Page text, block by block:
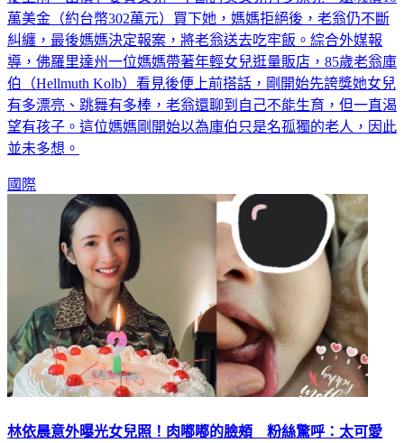
萬美金（約台幣302萬元）買下她，媽媽拒絕後，老翁仍不斷
糾纏，最後媽媽決定報案，將老翁送去吃牢飯。綜合外媒報
導，佛羅里達州一位媽媽帶著年輕女兒逛量販店，85歲老翁庫
伯（Hellmuth Kolb）看見後便上前搭話，剛開始先誇獎她女兒
有多漂亮、跳舞有多棒，老翁還聊到自己不能生育，但一直渴
望有孩子。這位媽媽剛開始以為庫伯只是名孤獨的老人，因此
並未多想。
國際
林依晨意外曝光女兒照！肉嘟嘟的臉頰 粉絲驚呼：太可愛